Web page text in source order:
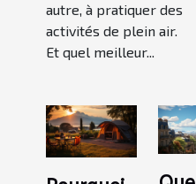
autre, à pratiquer des
activités de plein air.
Et quel meilleur...